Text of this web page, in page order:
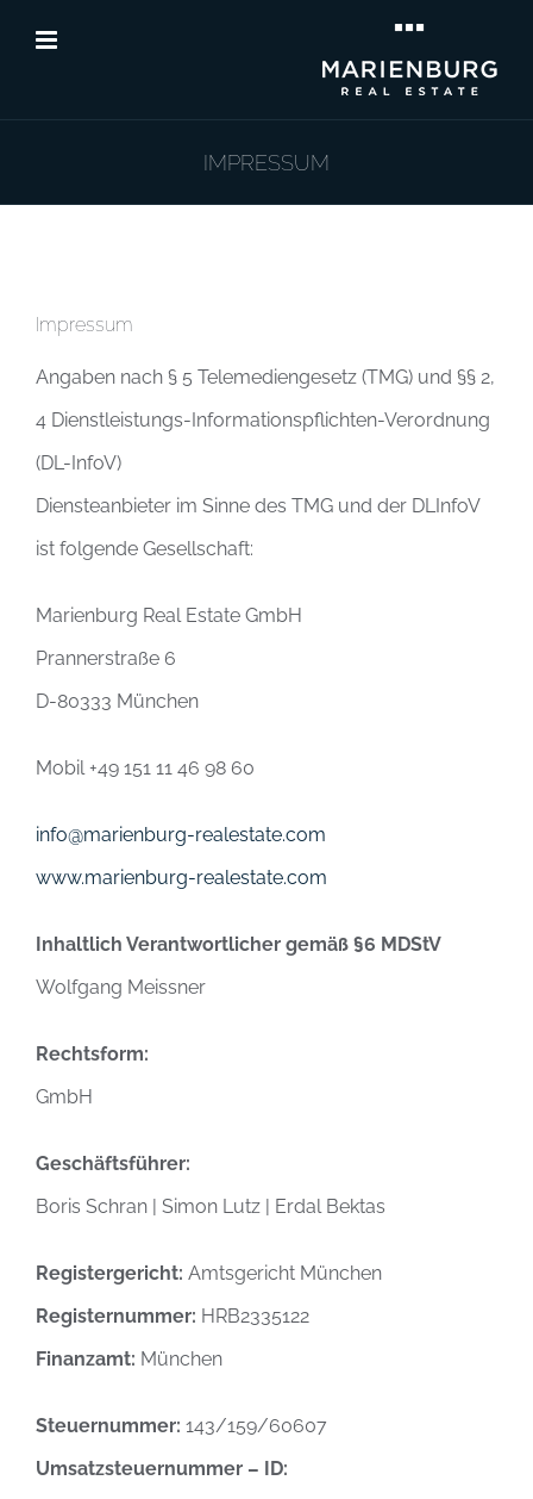
IMPRESSUM
Impressum
Angaben nach § 5 Telemediengesetz (TMG) und §§ 2,
4 Dienstleistungs-Informationspflichten-Verordnung
(DL-InfoV)
Diensteanbieter im Sinne des TMG und der DLInfoV
ist folgende Gesellschaft:
Marienburg Real Estate GmbH
Prannerstraße 6
D-80333 München
Mobil +49 151 11 46 98 60
info@marienburg-realestate.com
www.marienburg-realestate.com
Inhaltlich Verantwortlicher gemäß §6 MDStV
Wolfgang Meissner
Rechtsform:
GmbH
Geschäftsführer:
Boris Schran | Simon Lutz | Erdal Bektas
Registergericht: Amtsgericht München
Registernummer: HRB2335122
Finanzamt: München
Steuernummer: 143/159/60607
Umsatzsteuernummer – ID: